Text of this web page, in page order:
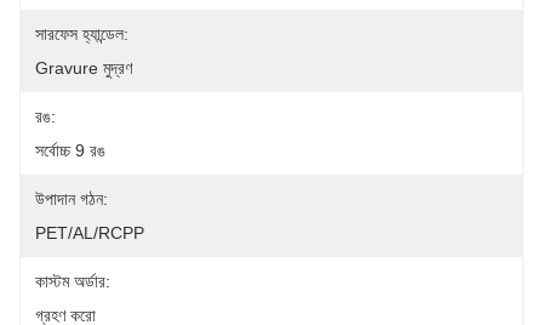
সারফেস হ্যান্ডেল:
Gravure মুদ্রণ
রঙ:
সর্বোচ্চ 9 রঙ
উপাদান গঠন:
PET/AL/RCPP
কাস্টম অর্ডার:
গ্রহণ করো